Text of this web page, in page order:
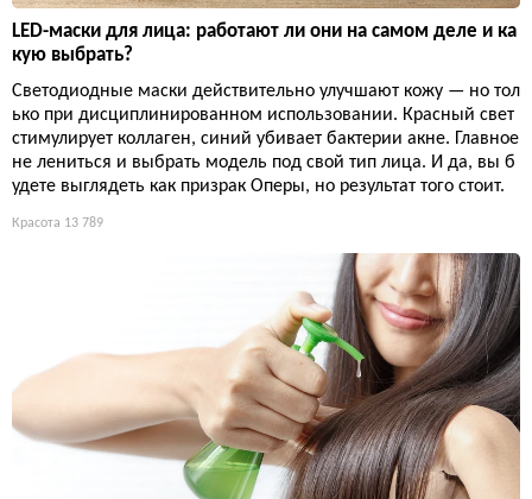
LED-маски для лица: работают ли они на самом деле и ка
кую выбрать?
Светодиодные маски действительно улучшают кожу — но тол
ько при дисциплинированном использовании. Красный свет
стимулирует коллаген, синий убивает бактерии акне. Главное
не лениться и выбрать модель под свой тип лица. И да, вы б
удете выглядеть как призрак Оперы, но результат того стоит.
Красота 13 789